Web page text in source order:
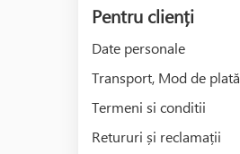
Pentru clienți
Date personale
Transport, Mod de plată
Termeni si conditii
Retururi și reclamații